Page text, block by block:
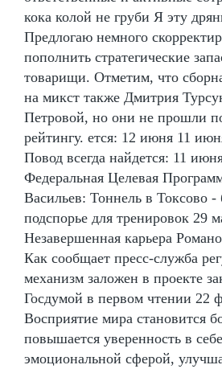
кока колой не груби Я эту
Предлогаю немного
пополнить стратегические
товарищи. Отметим, что
на микст также Дмитрия
Петровой, но они не прошли
рейтингу. ется: 12 июня 11
Повод всегда найдется: 11
Федеральная Целевая
Васильев: Тоннель в Токсово -
подспорье для тренировок 29
Незавершенная карьера
Как сообщает пресс-служба
механизм заложен в проекте
Госдумой в первом чтении 22
Восприятие мира становится
повышается уверенность в
эмоциональной сферой,